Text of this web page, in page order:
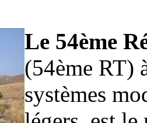
Le 54ème
(54ème RT)
systèmes